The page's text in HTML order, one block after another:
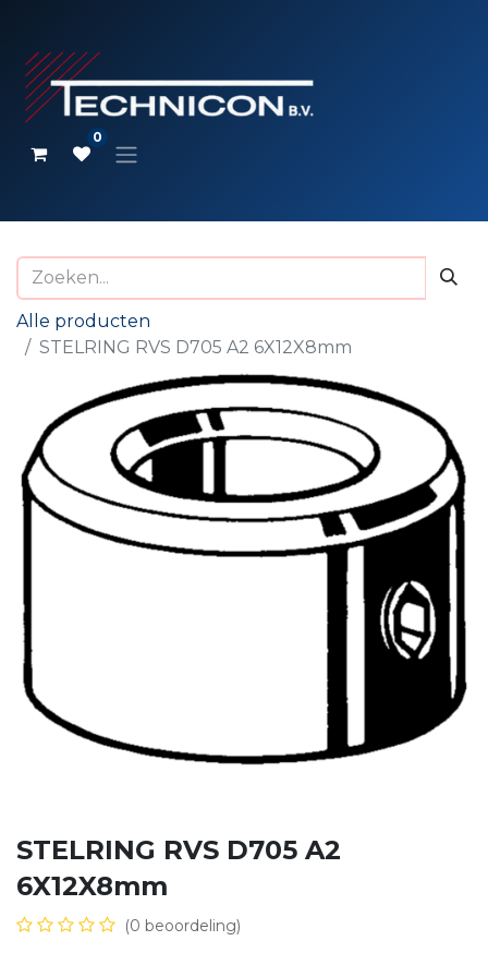
0
Alle producten
STELRING RVS D705 A2 6X12X8mm
STELRING RVS D705 A2
6X12X8mm
(0 beoordeling)